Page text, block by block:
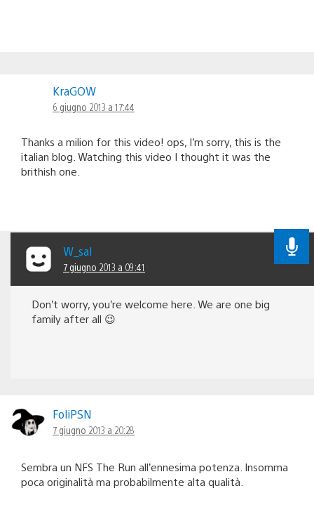
KraGOW
6 giugno 2013 a 17:44
Thanks a milion for this video! ops, I’m sorry, this is the
italian blog. Watching this video I thought it was the
brithish one.
W_sal
7 giugno 2013 a 09:41
Don’t worry, you’re welcome here. We are one big
family after all 😉
FoliPSN
7 giugno 2013 a 20:28
Sembra un NFS The Run all’ennesima potenza. Insomma
poca originalità ma probabilmente alta qualità.